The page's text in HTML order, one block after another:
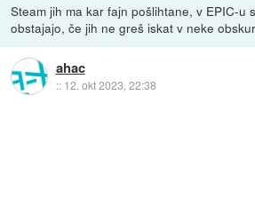
Steam jih ma kar fajn pošlihtane, v EPIC-u
obstajajo, če jih ne greš iskat v neke
ahac
:: 12. okt 2023, 22:38